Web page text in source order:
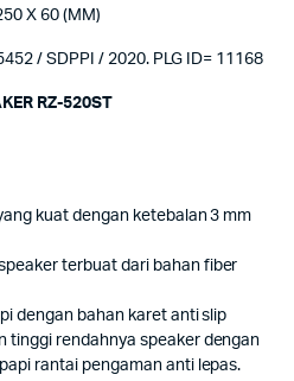
X 60 (MM)
/ SDPPI / 2020. PLG ID= 11168
RZ-520ST
kuat dengan ketebalan 3 mm
terbuat dari bahan fiber
dengan bahan karet anti slip
tinggi rendahnya speaker dengan
rantai pengaman anti lepas.